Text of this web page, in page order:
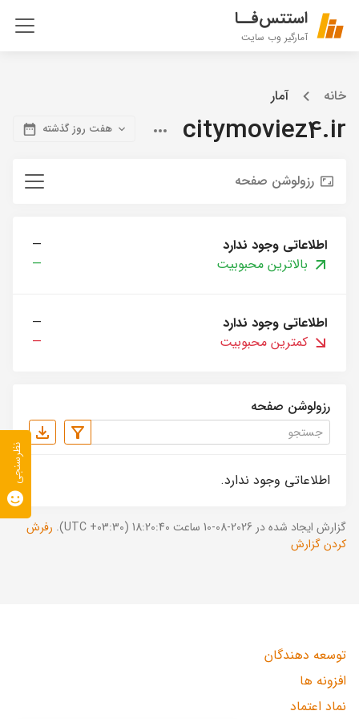
استتس‌فــا
آمارگیر وب سایت
خانه آمار
citymoviez4.ir هفت روز گذشته
رزولوشن صفحه
اطلاعاتی وجود ندارد
—
بالاترین محبوبیت
—
اطلاعاتی وجود ندارد
—
کمترین محبوبیت
—
رزولوشن صفحه
اطلاعاتی وجود ندارد.
گزارش ایجاد شده در 2026-08-10 ساعت 18:20:40 (UTC +03:30).
رفرش
کردن گزارش
توسعه دهندگان
افزونه ها
نماد اعتماد
نظرسنجی